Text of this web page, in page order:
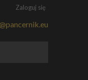
Zaloguj się